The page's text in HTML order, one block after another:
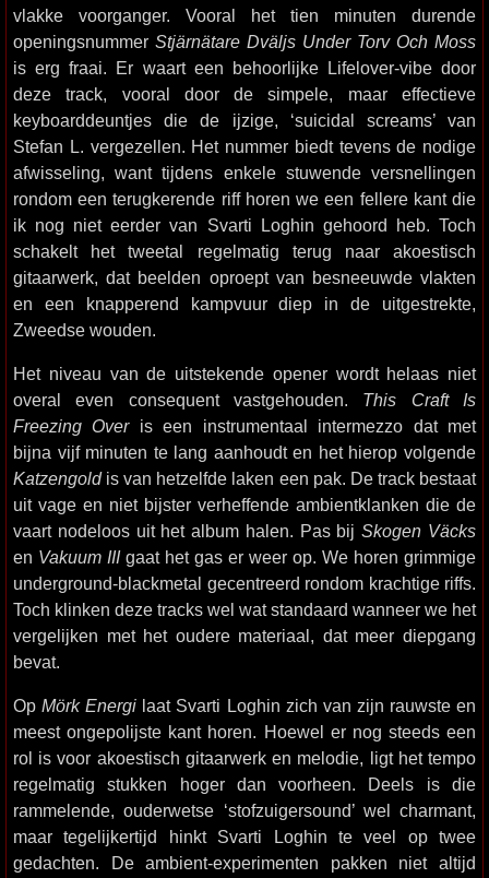
vlakke voorganger. Vooral het tien minuten durende
openingsnummer Stjärnätare Dväljs Under Torv Och Moss
is erg fraai. Er waart een behoorlijke Lifelover-vibe door
deze track, vooral door de simpele, maar effectieve
keyboarddeuntjes die de ijzige, ‘suicidal screams’ van
Stefan L. vergezellen. Het nummer biedt tevens de nodige
afwisseling, want tijdens enkele stuwende versnellingen
rondom een terugkerende riff horen we een fellere kant die
ik nog niet eerder van Svarti Loghin gehoord heb. Toch
schakelt het tweetal regelmatig terug naar akoestisch
gitaarwerk, dat beelden oproept van besneeuwde vlakten
en een knapperend kampvuur diep in de uitgestrekte,
Zweedse wouden.
Het niveau van de uitstekende opener wordt helaas niet
overal even consequent vastgehouden. This Craft Is
Freezing Overis een instrumentaal intermezzo dat met
bijna vijf minuten te lang aanhoudt en het hierop volgende
Katzengoldis van hetzelfde laken een pak. De track bestaat
uit vage en niet bijster verheffende ambientklanken die de
vaart nodeloos uit het album halen. Pas bijSkogen Väcks
en Vakuum IIIgaat het gas er weer op. We horen grimmige
underground-blackmetal gecentreerd rondom krachtige riffs.
Toch klinken deze tracks wel wat standaard wanneer we het
vergelijken met het oudere materiaal, dat meer diepgang
bevat.
OpMörk Energi laat Svarti Loghin zich van zijn rauwste en
meest ongepolijste kant horen. Hoewel er nog steeds een
rol is voor akoestisch gitaarwerk en melodie, ligt het tempo
regelmatig stukken hoger dan voorheen. Deels is die
rammelende, ouderwetse ‘stofzuigersound’ wel charmant,
maar tegelijkertijd hinkt Svarti Loghin te veel op twee
gedachten. De ambient-experimenten pakken niet altijd